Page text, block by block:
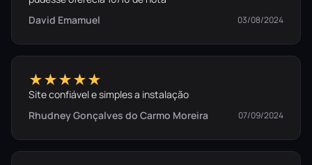
David Emamuel
03/08/2024
★★★★★
Site confiável e simples a instalação
Rhudney Gonçalves do Carmo Moreira
07/09/2024